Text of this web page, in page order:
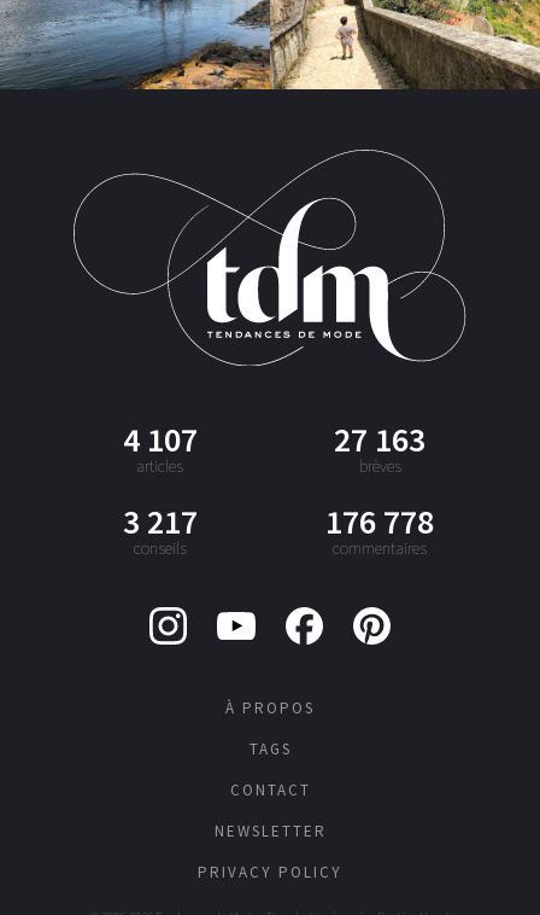
4 107
articles
27 163
brèves
3 217
conseils
176 778
commentaires
À PROPOS
TAGS
CONTACT
NEWSLETTER
PRIVACY POLICY